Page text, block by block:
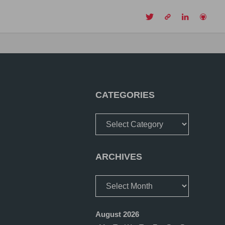
CATEGORIES
ARCHIVES
August 2026